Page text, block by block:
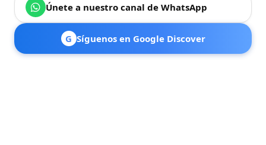
Únete a nuestro canal de WhatsApp
G Síguenos en Google Discover